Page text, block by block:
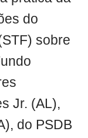
do
sobre
Jr. (AL),
do PSDB